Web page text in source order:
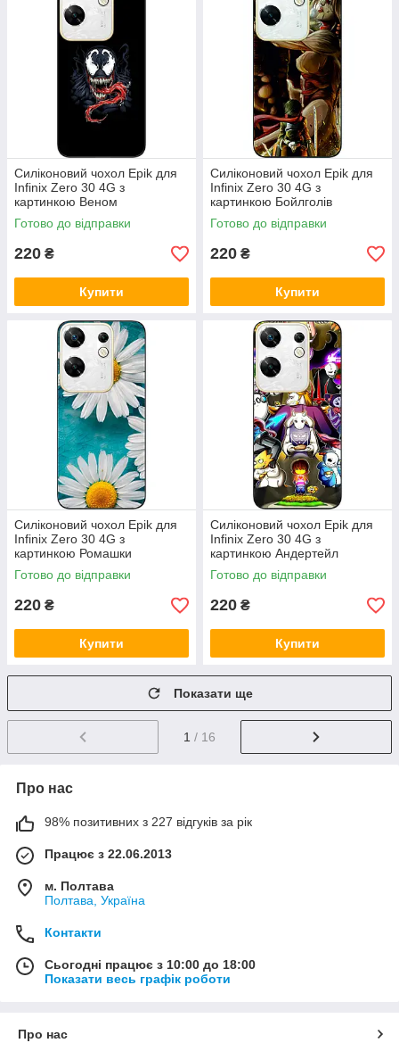
Силіконовий чохол Epik для
Infinix Zero 30 4G з
картинкою Веном
Готово до відправки
220 ₴
Купити
Силіконовий чохол Epik для
Infinix Zero 30 4G з
картинкою Бойлголів
Готово до відправки
220 ₴
Купити
Силіконовий чохол Epik для
Infinix Zero 30 4G з
картинкою Ромашки
Готово до відправки
220 ₴
Купити
Силіконовий чохол Epik для
Infinix Zero 30 4G з
картинкою Андертейл
Готово до відправки
220 ₴
Купити
Показати ще
1 / 16
Про нас
98% позитивних з 227 відгуків за рік
Працює з 22.06.2013
м. Полтава
Полтава, Україна
Контакти
Сьогодні працює з 10:00 до 18:00
Показати весь графік роботи
Про нас